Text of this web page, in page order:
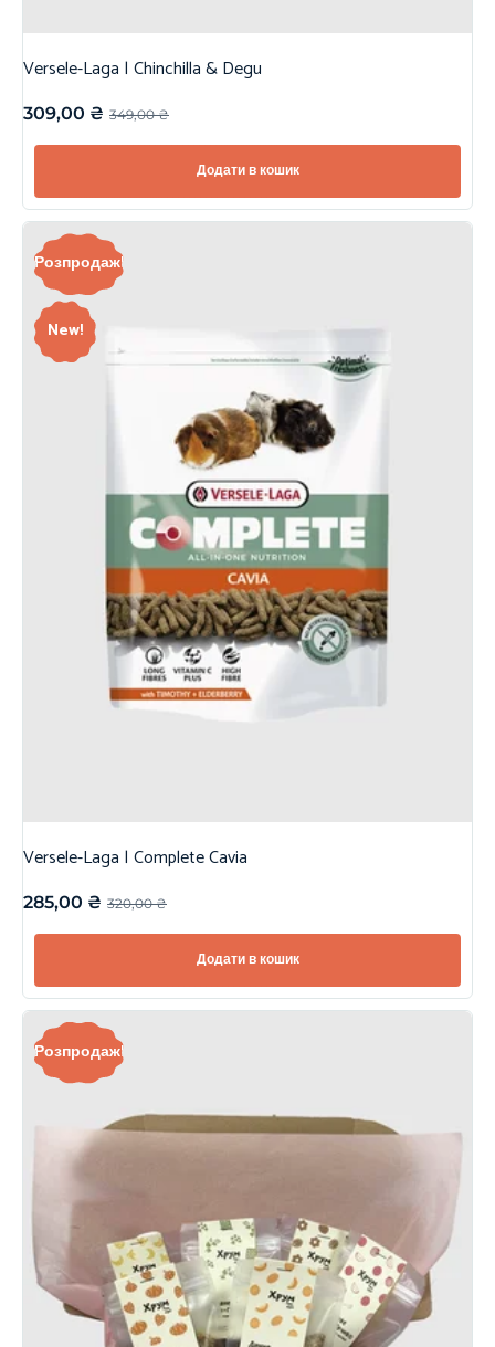
Versele-Laga | Chinchilla & Degu
349,00₴
309,00 ₴
Додати в кошик
New!
Розпродаж!
Versele-Laga | Complete Cavia
320,00₴
285,00 ₴
Додати в кошик
Розпродаж!